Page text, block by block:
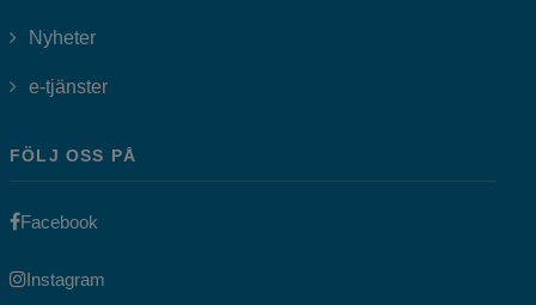
Nyheter
e-tjänsterLänk till annan webbplats, öppnas i nytt fönster.
FÖLJ OSS PÅ
Facebook
Instagram